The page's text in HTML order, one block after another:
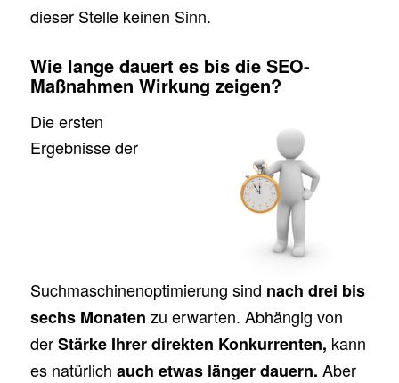
dieser Stelle keinen Sinn.
Wie lange dauert es bis die SEO-
Maßnahmen Wirkung zeigen?
Die ersten
Ergebnisse der
Suchmaschinenoptimierung sind nach drei bis
sechs Monaten zu erwarten. Abhängig von
derStärke Ihrer direkten Konkurrenten, kann
es natürlich auch etwas länger dauern. Aber